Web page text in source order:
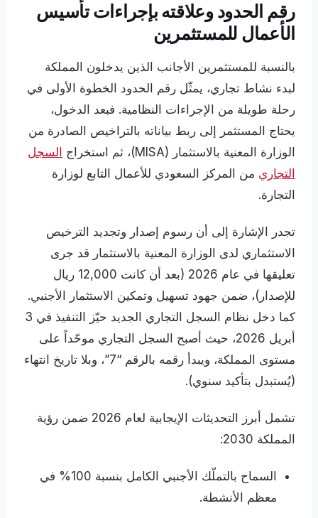
رقم الحدود وعلاقته بإجراءات تأسيس
الأعمال للمستثمرين
بالنسبة للمستثمرين الأجانب الذين يدخلون المملكة
لبدء نشاط تجاري، يمثّل رقم الحدود الخطوة الأولى في
رحلة طويلة من الإجراءات النظامية. فبعد الدخول،
يحتاج المستثمر إلى ربط بياناته بالتراخيص الصادرة من
الوزارة المعنية بالاستثمار (MISA)، ثم استخراج
السجل
التجاري من المركز السعودي للأعمال التابع لوزارة
التجارة.
تجدر الإشارة إلى أن رسوم إصدار وتجديد الترخيص
الاستثماري لدى الوزارة المعنية بالاستثمار قد جرى
تعليقها في عام 2026 (بعد أن كانت 12,000 ريال
للإصدار)، ضمن جهود تسهيل وتمكين الاستثمار الأجنبي.
كما دخل نظام السجل التجاري الجديد حيّز التنفيذ في 3
أبريل 2026، حيث أصبح السجل التجاري موحّداً على
مستوى المملكة، ويبدأ رقمه بالرقم “7”، وبلا تاريخ انتهاء
(يُستبدل بتأكيد سنوي).
تشمل أبرز التحديثات الإيجابية لعام 2026 ضمن رؤية
المملكة 2030:
السماح بالتملّك الأجنبي الكامل بنسبة 100% في
معظم الأنشطة.